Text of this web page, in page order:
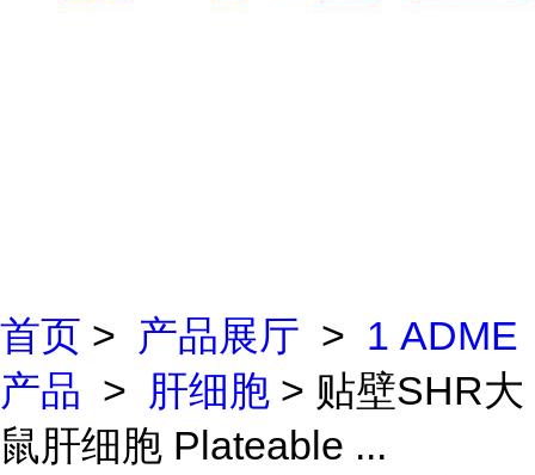
首页 > 产品展厅 > 1 ADME
产品 > 肝细胞 > 贴壁SHR大
鼠肝细胞 Plateable ...